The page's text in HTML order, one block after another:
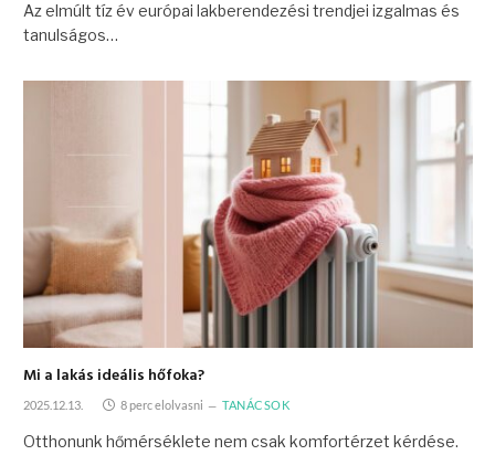
Az elmúlt tíz év európai lakberendezési trendjei izgalmas és
tanulságos…
Mi a lakás ideális hőfoka?
2025.12.13. 8 perc elolvasni TANÁCSOK
Otthonunk hőmérséklete nem csak komfortérzet kérdése.